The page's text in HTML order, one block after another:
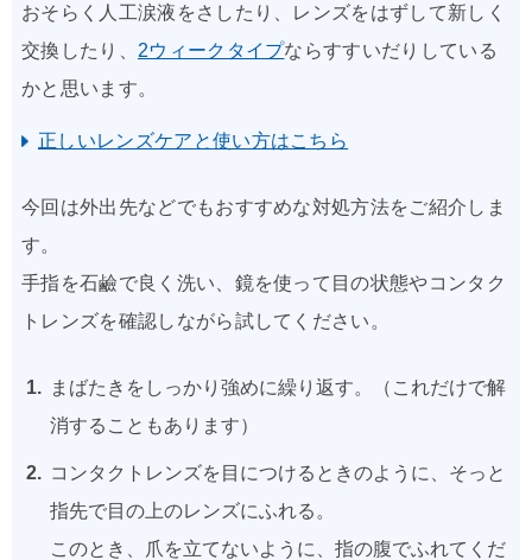
おそらく人工涙液をさしたり、レンズをはずして新しく
交換したり、 2ウィークタイプならすすいだりしている
かと思います。
正しいレンズケアと使い方はこちら
今回は外出先などでもおすすめな対処方法をご紹介しま
す。
手指を石鹼で良く洗い、鏡を使って目の状態やコンタク
トレンズを確認しながら試してください。
まばたきをしっかり強めに繰り返す。（これだけで解
消することもあります）
コンタクトレンズを目につけるときのように、そっと
指先で目の上のレンズにふれる。
このとき、爪を立てないように、指の腹でふれてくだ